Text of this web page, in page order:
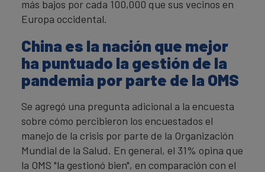
más bajos por cada 100,000 que sus vecinos en
Europa occidental.
China es la nación que mejor
ha puntuado la gestión de la
pandemia por parte de la OMS
Se agregó una pregunta adicional a la encuesta
sobre cómo percibieron los encuestados el
manejo de la crisis por parte de la Organización
Mundial de la Salud. En general, el 31% opina que
la OMS "la gestionó bien", en comparación con el